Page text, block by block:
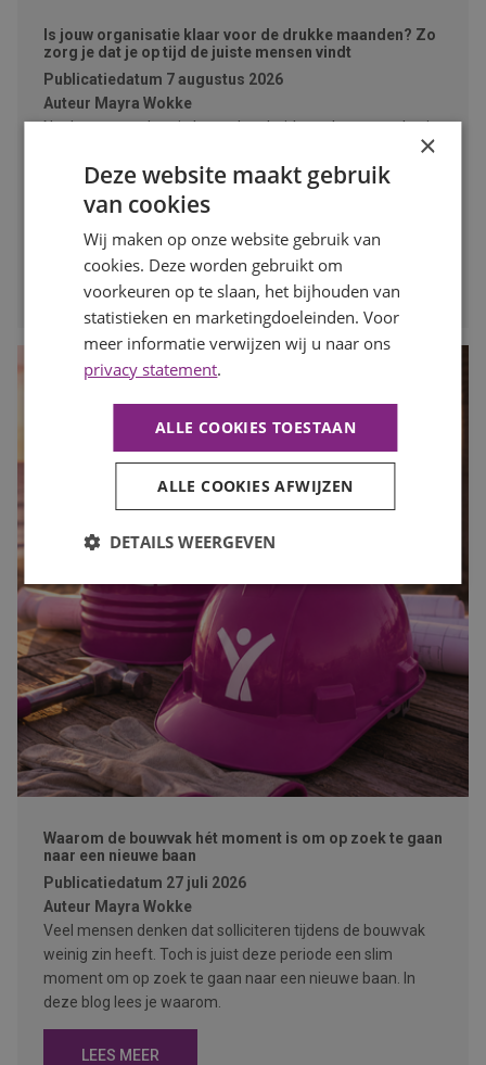
Is jouw organisatie klaar voor de drukke maanden? Zo
zorg je dat je op tijd de juiste mensen vindt
Publicatiedatum 7 augustus 2026
Auteur Mayra Wokke
Na de zomervakantie komt de arbeidsmarkt weer volop in
beweging. Voor werkgevers is dit hét moment om vooruit
te kijken en op tijd in te spelen op de personeelsbehoefte
voor de drukke maanden. In deze blog lees je waarom
LEES MEER
Waarom de bouwvak hét moment is om op zoek te gaan
naar een nieuwe baan
Publicatiedatum 27 juli 2026
Auteur Mayra Wokke
Veel mensen denken dat solliciteren tijdens de bouwvak
weinig zin heeft. Toch is juist deze periode een slim
moment om op zoek te gaan naar een nieuwe baan. In
deze blog lees je waarom.
LEES MEER
×
Deze website maakt gebruik
van cookies
Wij maken op onze website gebruik van
cookies. Deze worden gebruikt om
voorkeuren op te slaan, het bijhouden van
statistieken en marketingdoeleinden. Voor
meer informatie verwijzen wij u naar ons
privacy statement.
ALLE COOKIES TOESTAAN
ALLE COOKIES AFWIJZEN
DETAILS WEERGEVEN